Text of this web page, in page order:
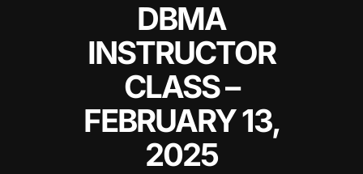
DBMA
INSTRUCTOR
CLASS –
FEBRUARY 13,
2025